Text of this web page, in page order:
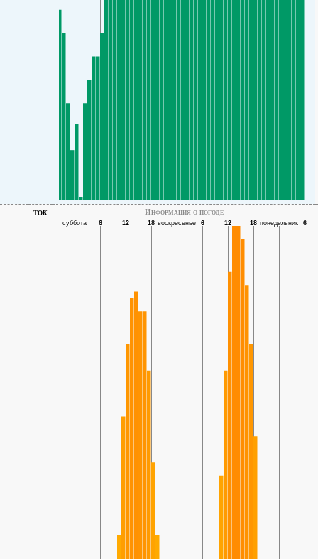
ток Информация о погоде